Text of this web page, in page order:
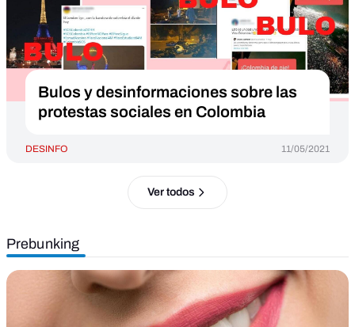
Bulos y desinformaciones sobre las
protestas sociales en Colombia
DESINFO 11/05/2021
Ver todos
Prebunking